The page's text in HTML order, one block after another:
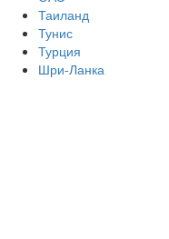
Таиланд
Тунис
Турция
Шри-Ланка